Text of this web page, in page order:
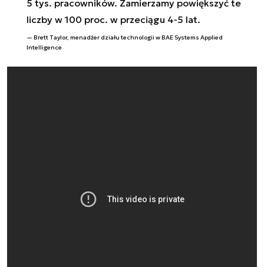
5 tys. pracowników. Zamierzamy powiększyć te
liczby w 100 proc. w przeciągu 4-5 lat.
Brett Taylor, menadżer działu technologii w BAE Systems Applied
Intelligence